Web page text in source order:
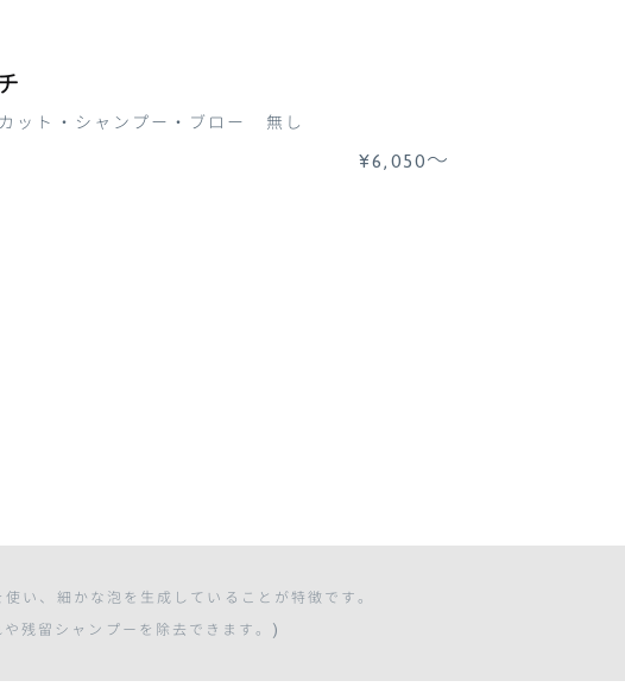
ット・シャンプー・ブロー 無し
¥6,050〜
い、細かな泡を生成していることが特徴です。
残留シャンプーを除去できます。 )